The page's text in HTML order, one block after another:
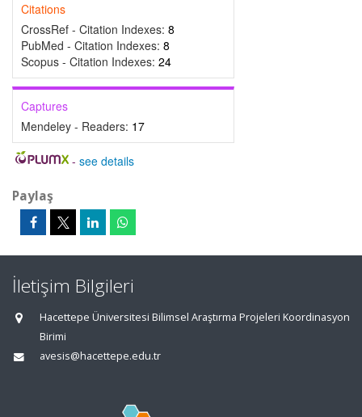
Citations
CrossRef - Citation Indexes: 8
PubMed - Citation Indexes: 8
Scopus - Citation Indexes: 24
Captures
Mendeley - Readers: 17
- see details
Paylaş
İletişim Bilgileri
Hacettepe Üniversitesi Bilimsel Araştırma Projeleri Koordinasyon
Birimi
avesis@hacettepe.edu.tr